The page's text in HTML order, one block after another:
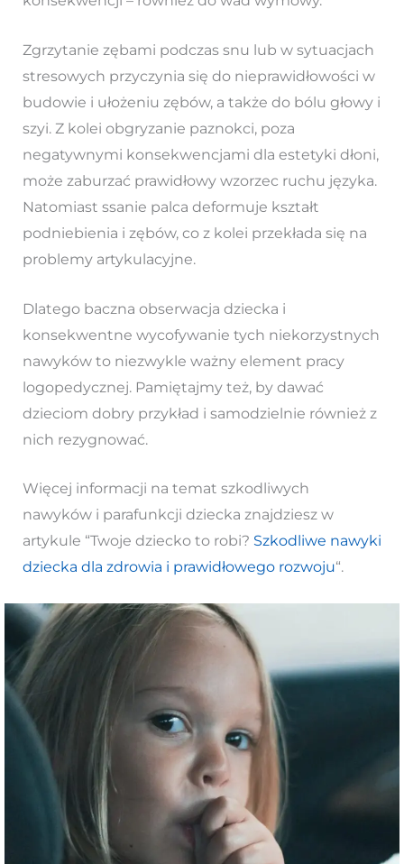
Zgrzytanie zębami podczas snu lub w sytuacjach
stresowych przyczynia się do nieprawidłowości w
budowie i ułożeniu zębów, a także do bólu głowy i
szyi. Z kolei obgryzanie paznokci, poza
negatywnymi konsekwencjami dla estetyki dłoni,
może zaburzać prawidłowy wzorzec ruchu języka.
Natomiast ssanie palca deformuje kształt
podniebienia i zębów, co z kolei przekłada się na
problemy artykulacyjne.
Dlatego baczna obserwacja dziecka i
konsekwentne wycofywanie tych niekorzystnych
nawyków to niezwykle ważny element pracy
logopedycznej. Pamiętajmy też, by dawać
dzieciom dobry przykład i samodzielnie również z
nich rezygnować.
Więcej informacji na temat szkodliwych
nawyków i parafunkcji dziecka znajdziesz w
artykule “Twoje dziecko to robi? Szkodliwe nawyki
dziecka dla zdrowia i prawidłowego rozwoju“.